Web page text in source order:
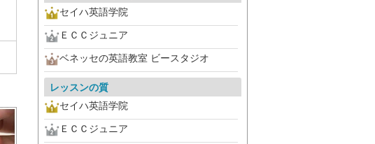
セイハ英語学院
ＥＣＣジュニア
ベネッセの英語教室 ビースタジオ
レッスンの質
セイハ英語学院
ＥＣＣジュニア